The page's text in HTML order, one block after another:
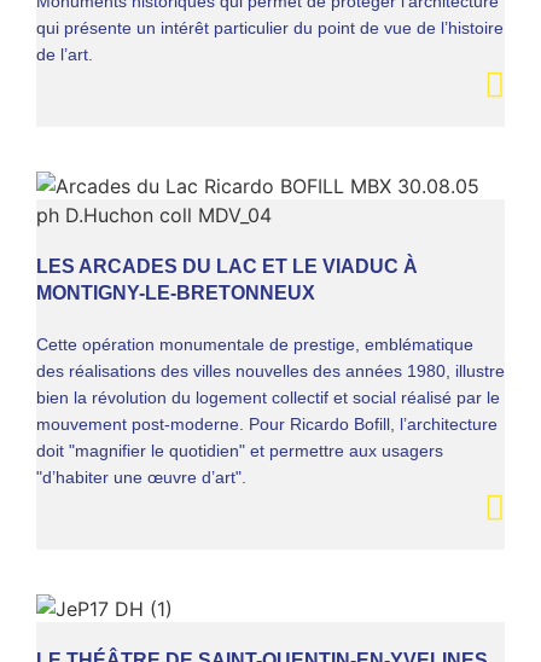
qui présente un intérêt particulier du point de vue de l’histoire
de l’art.
LES ARCADES DU LAC ET LE VIADUC À
MONTIGNY-LE-BRETONNEUX
Cette opération monumentale de prestige, emblématique
des réalisations des villes nouvelles des années 1980, illustre
bien la révolution du logement collectif et social réalisé par le
mouvement post-moderne. Pour Ricardo Bofill, l’architecture
doit "magnifier le quotidien" et permettre aux usagers
"d’habiter une œuvre d’art".